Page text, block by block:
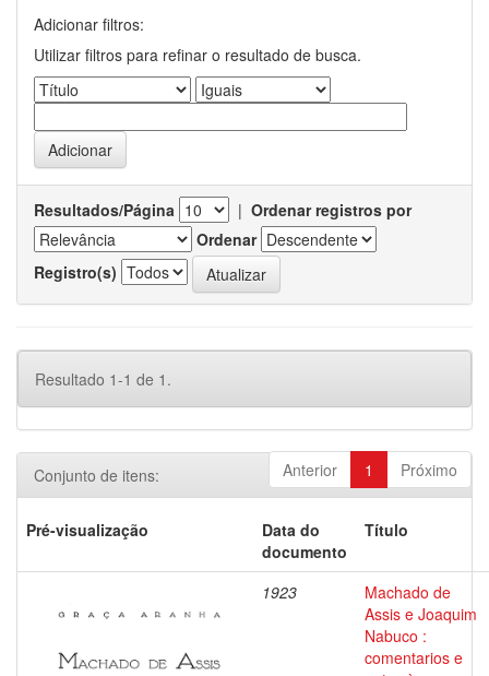
Adicionar filtros:
Utilizar filtros para refinar o resultado de busca.
Resultados/Página | Ordenar registros por
Ordenar
Registro(s)
Resultado 1-1 de 1.
Anterior 1 Próximo
Conjunto de itens:
Pré-visualização
Data do
documento
Título
1923
Machado de
Assis e Joaquim
Nabuco :
comentarios e